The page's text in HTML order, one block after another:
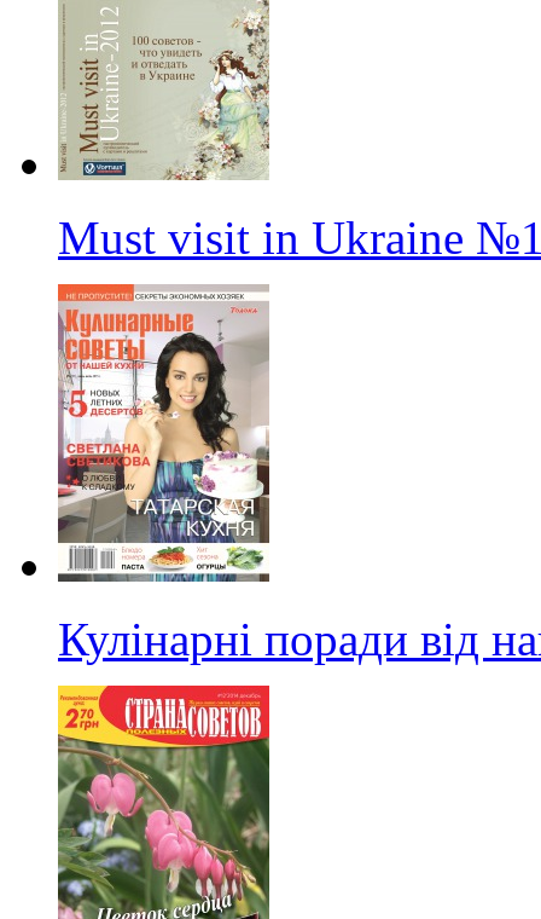
Must visit in Ukraine
Кулінарні поради від